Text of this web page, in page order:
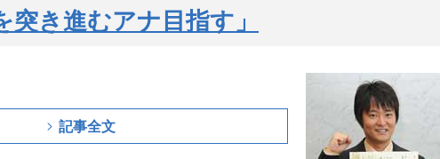
突き進むアナ目指す」
記事全文